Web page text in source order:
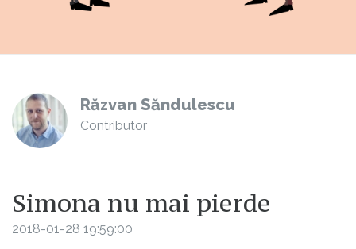
Răzvan Săndulescu
Contributor
Simona nu mai pierde
2018-01-28 19:59:00